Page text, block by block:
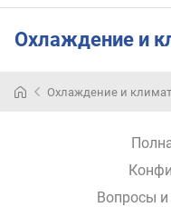
ч
т
Охлаждение и
Охлаждение и климат
Вопросы и